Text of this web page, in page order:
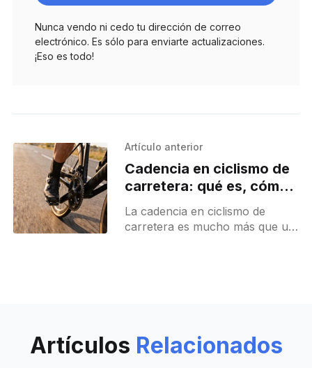
Nunca vendo ni cedo tu dirección de correo
electrónico. Es sólo para enviarte actualizaciones.
¡Eso es todo!
Artículo anterior
Cadencia en ciclismo de
carretera: qué es, cómo
mejorarla y cuál es la
ideal
La cadencia en ciclismo de
carretera es mucho más que un
sensaciones sobre la bici.
Artículos Relacionados